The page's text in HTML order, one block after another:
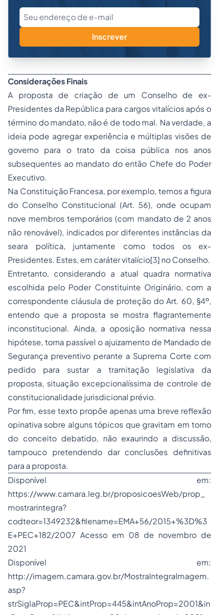
Inscrever
Considerações Finais
A proposta de criação de um Conselho de ex-
Presidentes da República para cargos vitalícios após o
término do mandato, não é de todo mal. Na verdade, a
ideia pode agregar experiência e múltiplas visões de
governo para o trato da coisa pública nos anos
subsequentes ao mandato do então Chefe do Poder
Executivo.
Na Constituição Francesa, por exemplo, temos a figura
do Conselho Constitucional (Art. 56), onde ocupam
nove membros temporários (com mandato de 2 anos
não renovável), indicados por diferentes instâncias da
seara política, juntamente como todos os ex-
Presidentes. Estes, em caráter vitalício[3] no Conselho.
Entretanto, considerando a atual quadra normativa
escolhida pelo Poder Constituinte Originário, com a
correspondente cláusula de proteção do Art. 60, §4º,
entendo que a proposta se mostra flagrantemente
inconstitucional. Ainda, a oposição normativa nessa
hipótese, torna passível o ajuizamento de Mandado de
Segurança preventivo perante a Suprema Corte com
pedido para sustar a tramitação legislativa da
proposta, situação excepcionalíssima de controle de
constitucionalidade jurisdicional prévio.
Por fim, esse texto propõe apenas uma breve reflexão
opinativa sobre alguns tópicos que gravitam em torno
do conceito debatido, não exaurindo a discussão,
tampouco pretendendo dar conclusões definitivas
para a proposta.
Disponível em:
https://www.camara.leg.br/proposicoesWeb/prop_
mostrarintegra?
codteor=1349232&filename=EMA+56/2015+%3D%3
E+PEC+182/2007 Acesso em 08 de novembro de
2021
Disponível em:
http://imagem.camara.gov.br/MostraIntegraImagem.
asp?
strSiglaProp=PEC&intProp=445&intAnoProp=2001&in